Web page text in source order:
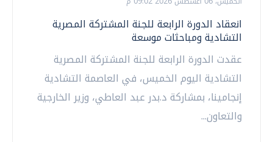
انعقاد الدورة الرابعة للجنة المشتركة المصرية
التشادية ومباحثات موسعة
عقدت الدورة الرابعة للجنة المشتركة المصرية
التشادية اليوم الخميس، في العاصمة التشادية
إنجامينا، بمشاركة د.بدر عبد العاطي، وزير الخارجية
والتعاون...